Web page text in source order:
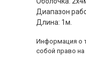
Диапазон
Длина: 1м.
Информация о
собой право на